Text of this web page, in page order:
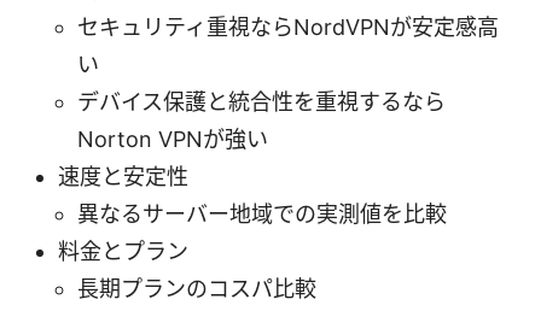
セキュリティ重視ならNordVPNが安定感高
い
デバイス保護と統合性を重視するなら
Norton VPNが強い
速度と安定性
異なるサーバー地域での実測値を比較
料金とプラン
長期プランのコスパ比較